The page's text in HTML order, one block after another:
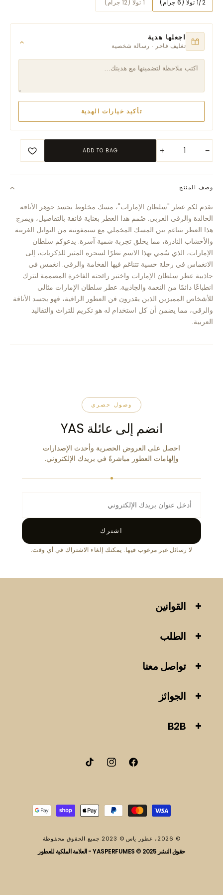
1/2 تولا (6 جرام) 1 تولا (12 جرام)
اجعلها هدية
تغليف فاخر · رسالة شخصية
تأكيد خيارات الهدية
−
+
ADD TO BAG
وصف المنتج
نقدم لكم عطر "سلطان الإمارات"، مسك مخلوط يجسد جوهر الأناقة
الخالدة والرقي العربي. صُمم هذا العطر بعناية فائقة بالتفاصيل، ويمزج
هذا العطر بتناغم بين المسك المخملي مع سيمفونية من التوابل الغريبة
والأخشاب النادرة، مما يخلق تجربة شمية آسرة. يدعوكم سلطان
الإمارات، الذي سُمي بهذا الاسم نظرًا لسحره المثير للذكريات، إلى
الانغماس في رحلة حسية تتناغم فيها الفخامة والرقي. انغمس في
جاذبية عطر سلطان الإمارات واختبر رائحته الفاخرة المصممة لتترك
انطباعًا دائمًا من النعمة والجاذبية. عطر سلطان الإمارات مثالي
للأشخاص المميزين الذين يقدرون فن العطور الراقية، فهو يجسد الأناقة
والرقي، مما يضمن أن كل استخدام له هو تكريم للتراث والتقاليد
العربية.
وصول حصري
انضم إلى عائلة YAS
احصل على العروض الحصرية وأحدث الإصدارات
وإلهامات العطور مباشرةً في بريدك الإلكتروني.
اشترك
لا رسائل غير مرغوب فيها. يمكنك إلغاء الاشتراك في أي وقت.
القوانين
الطلب
تواصل معنا
الجوائز
B2B
فيسبوكانستقرامتيك
© 2026، عطور ياس © 2023 جميع الحقوق محفوظة
حقوق النشر 2025 © YASPERFUMES - العلامة الملكية للعطور